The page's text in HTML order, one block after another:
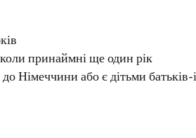
принаймні ще один рік
Німеччини або є дітьми батьків-